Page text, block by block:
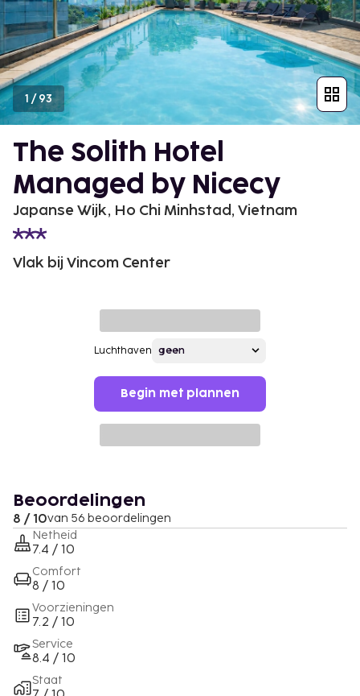
1 /93
The Solith Hotel
Managed by Nicecy
Japanse Wijk, Ho Chi Minhstad, Vietnam
Vlak bij Vincom Center
Luchthaven
Begin met plannen
Beoordelingen
8 / 10van 56 beoordelingen
Netheid
7.4 / 10
Comfort
8 / 10
Voorzieningen
7.2 / 10
Service
8.4 / 10
Staat